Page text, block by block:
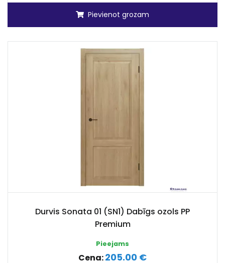
Pievienot grozam
Durvis Sonata 01 (SN1) Dabīgs ozols PP
Premium
Pieejams
Cena:205.00 €